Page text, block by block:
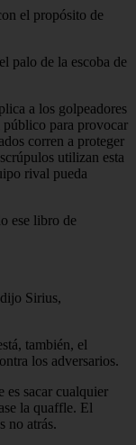
el propósito de
palo de la escoba de
a los golpeadores
público para provocar
corren a proteger
utilizan esta
rival pueda
ese libro de
Sirius,
también, el
los adversarios.
es sacar cualquier
la quaffle. El
no atrás.